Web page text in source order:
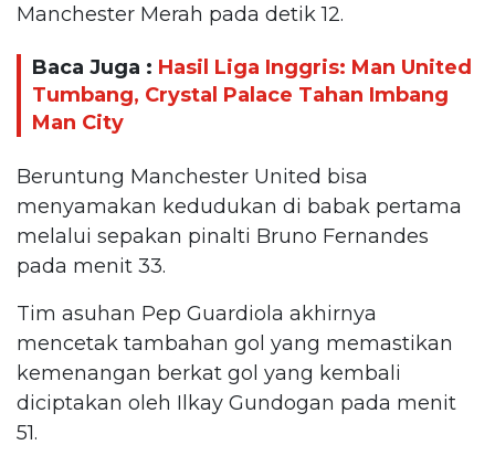
Manchester Merah pada detik 12.
Baca Juga : Hasil Liga Inggris: Man United
Tumbang, Crystal Palace Tahan Imbang
Man City
Beruntung Manchester United bisa
menyamakan kedudukan di babak pertama
melalui sepakan pinalti Bruno Fernandes
pada menit 33.
Tim asuhan Pep Guardiola akhirnya
mencetak tambahan gol yang memastikan
kemenangan berkat gol yang kembali
diciptakan oleh Ilkay Gundogan pada menit
51.